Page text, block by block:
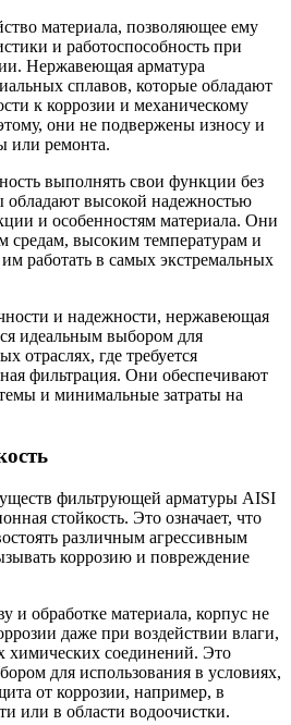
материала, позволяющее ему
и работоспособность при
Нержавеющая арматура
сплавов, которые обладают
к коррозии и механическому
они не подвержены износу и
или ремонта.
выполнять свои функции без
обладают высокой надежностью
и особенностям материала. Они
средам, высоким температурам и
работать в самых экстремальных
и надежности, нержавеющая
идеальным выбором для
отраслях, где требуется
фильтрация. Они обеспечивают
и минимальные затраты на
фильтрующей арматуры AISI
стойкость. Это означает, что
различным агрессивным
коррозию и повреждение
и обработке материала, корпус не
даже при воздействии влаги,
химических соединений. Это
для использования в условиях,
от коррозии, например, в
или в области водоочистки.